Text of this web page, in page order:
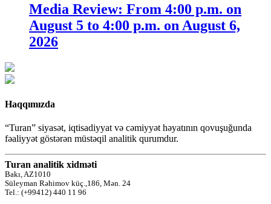
Media Review: From 4:00 p.m. on
August 5 to 4:00 p.m. on August 6,
2026
Haqqımızda
“Turan” siyasət, iqtisadiyyat və cəmiyyət həyatının qovuşuğunda
fəaliyyət göstərən müstəqil analitik qurumdur.
Turan analitik xidməti
Bakı, AZ1010
Süleyman Rəhimov küç.,186, Mən. 24
Tel.: (+99412) 440 11 96